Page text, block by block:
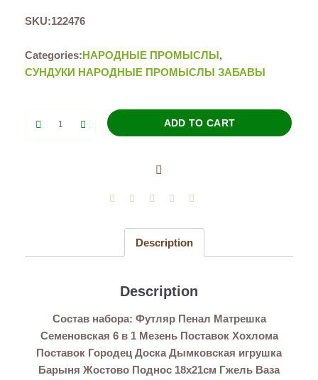
SKU:122476
Categories:НАРОДНЫЕ ПРОМЫСЛЫ,
СУНДУКИ НАРОДНЫЕ ПРОМЫСЛЫ ЗАБАВЫ
ADD TO CART
Description
Description
Состав набора: Футляр Пенал Матрешка
Семеновская 6 в 1 Мезень Поставок Хохлома
Поставок Городец Доска Дымковская игрушка
Барыня Жостово Поднос 18х21см Гжель Ваза